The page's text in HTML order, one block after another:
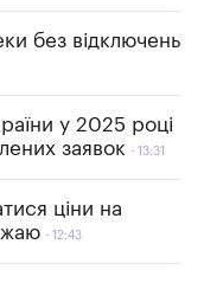
без відключень
у 2025 році
заявок
13:31
ціни на
12:43